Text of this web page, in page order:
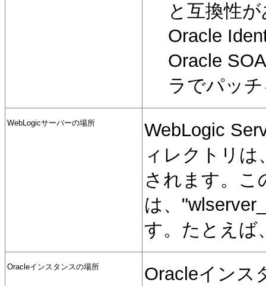
と互換性
Oracle
Oracle
ラでパッ
WebLogicサーバーの場所
WebLogic
ィレクトリは
されます。こ
は、
す。たとえば
Oracleインスタンスの場所
Oracleインス